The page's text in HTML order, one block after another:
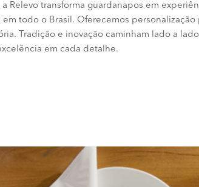
Relevo transforma guardanapos em
todo o Brasil. Oferecemos personalização
Tradição e inovação caminham lado a
em cada detalhe.